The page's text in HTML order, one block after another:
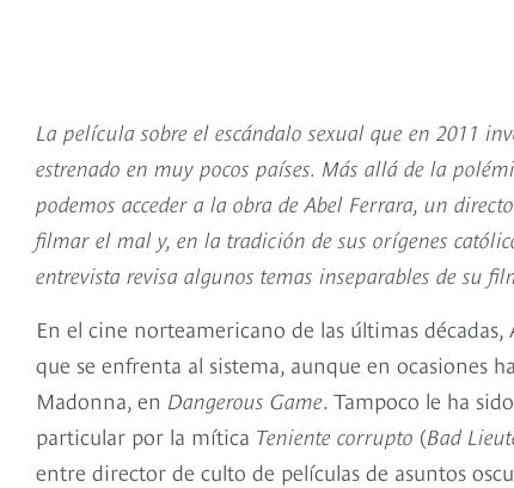
La película sobre el escándalo sexual que en 2011
estrenado en muy pocos países. Más allá de la
podemos acceder a la obra de Abel Ferrara, un
filmar el mal y, en la tradición de sus orígenes
entrevista revisa algunos temas inseparables de su
En el cine norteamericano de las últimas
que se enfrenta al sistema, aunque en ocasiones
Madonna, en Dangerous Game. Tampoco le ha
particular por la mítica Teniente corrupto (Bad
entre director de culto de películas de asuntos